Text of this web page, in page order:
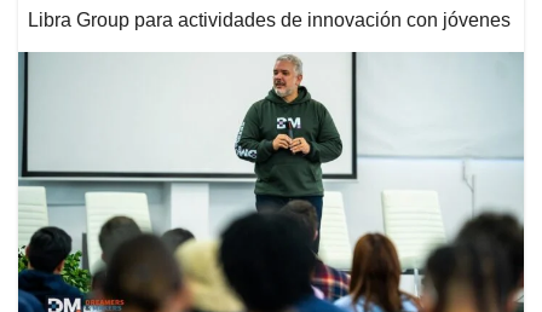
Libra Group para actividades de innovación con jóvenes